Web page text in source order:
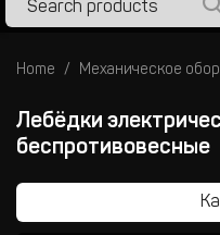
Home Механическое
Лебёдки
беспротивовесные